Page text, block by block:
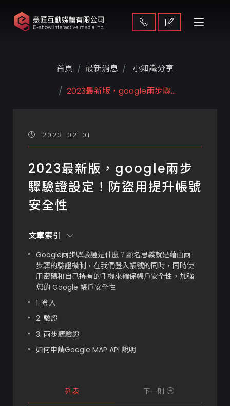
首頁 最新消息
小知識分享
2023最新版，google兩步驟...
2023-02-01
2023最新版，google兩步
驟驗證設定！防盜用提升帳號
安全性
文章索引
Google兩步驟驗證是什麼？顧名思義就是藉由兩
步驟的驗證機制，在我們登入帳號的同時，同時使
用密碼和自己持有的手機來確保帳戶安全性，加強
您的 Google 帳戶安全性
1. 登入
2. 驗證
3. 兩步驟驗證
如何申請Google MAP API 說明
列表 下一則